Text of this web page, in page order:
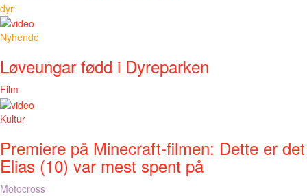
dyr
Nyhende
Løveungar fødd i Dyreparken
Film
Kultur
Premiere på Minecraft-filmen: Dette er det
Elias (10) var mest spent på
Motocross